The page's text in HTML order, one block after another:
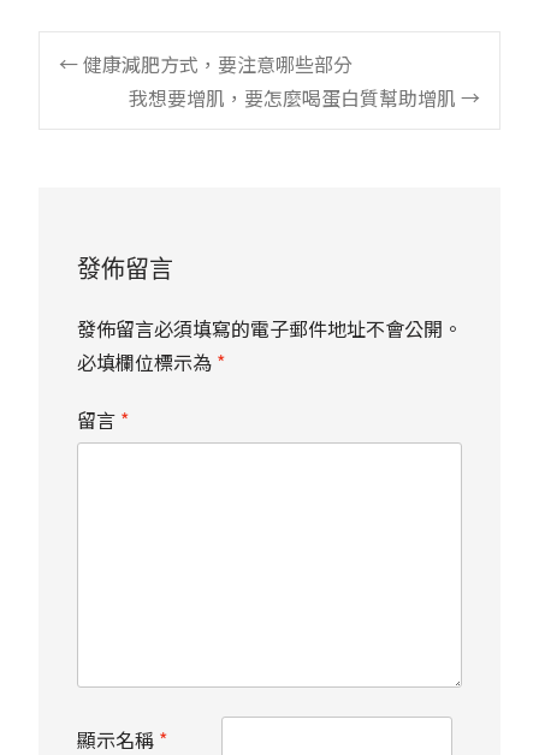
Post
navigation
←健康減肥方式，要注意哪些部分
我想要增肌，要怎麼喝蛋白質幫助增肌 →
發佈留言
發佈留言必須填寫的電子郵件地址不會公開。
必填欄位標示為 *
留言 *
顯示名稱 *